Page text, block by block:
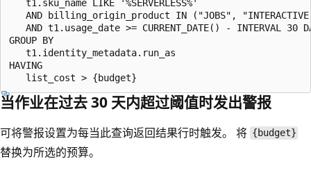
   t1.sku_name LIKE '%SERVERLESS%'
AND billing_origin_product IN ("JOBS",
AND t1.usage_date >= CURRENT_DATE() - INTERVAL 30
GROUP BY
   t1.identity_metadata.run_as
HAVING
当作业在过去 30 天内超过阈值时发出警报
可将警报设置为每当此查询返回结果行时触发。 将 {budget}
替换为所选的预算。